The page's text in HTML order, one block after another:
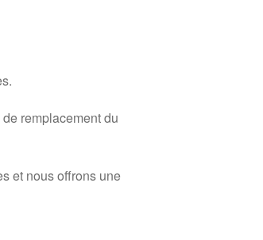
remplacement du
et nous offrons une